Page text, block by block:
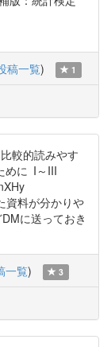
稿一覧) 1
較的読みやす
めに I～III
資料が分かりや
に送っておき
一覧) 3